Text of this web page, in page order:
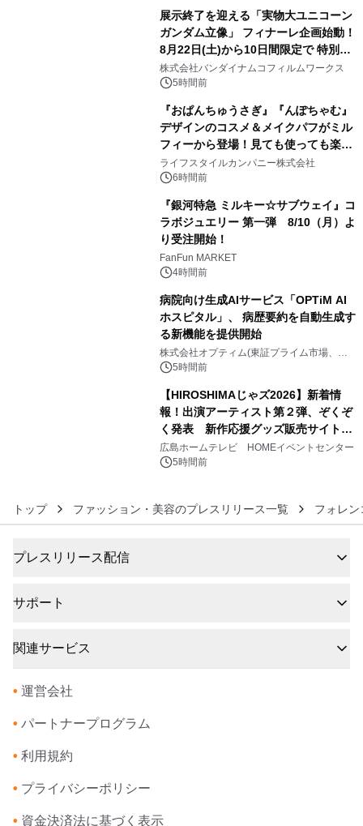
展示終了を迎える「実物大ユニコーン
ガンダム立像」 フィナーレ企画始動！
8月22日(土)から10日間限定で 特別映
像『UNICORN GUNDAM Statue ―
BEYOND POSSIBILITY ―』を上映！
株式会社バンダイナムコフィルムワークス
5時間前
『おぱんちゅうさぎ』『んぽちゃむ』
デザインのコスメ＆メイクパフがミル
フィーから登場！見ても使っても楽し
い、ポップでキュートなコレクショ
ン。
ライフスタイルカンパニー株式会社
6時間前
『銀河特急 ミルキー☆サブウェイ』コ
ラボジュエリー 第一弾 8/10（月）よ
り受注開始！
FanFun MARKET
4時間前
病院向け生成AIサービス「OPTiM AI
ホスピタル」、 病歴要約を自動生成す
る新機能を提供開始
株式会社オプティム(東証プライム市場、コ
ード：3694)
5時間前
【HIROSHIMAじゃズ2026】新着情
報！出演アーティスト第２弾、ぞくぞ
く発表 新作応援グッズ販売サイトも
同時オープンします！
広島ホームテレビ HOMEイベントセンター
5時間前
トップ ファッション・美容のプレスリリース一覧 フォレン
プレスリリース配信
サポート
関連サービス
• 運営会社
• パートナープログラム
• 利用規約
• プライバシーポリシー
• 資金決済法に基づく表示